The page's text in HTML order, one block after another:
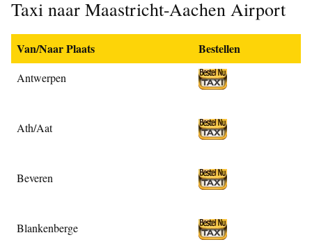
Taxi naar Maastricht-Aachen Airport
Van/Naar Plaats Bestellen
Antwerpen
Ath/Aat
Beveren
Blankenberge